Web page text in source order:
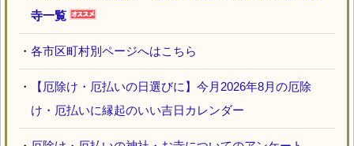
寺一覧
・ 各市区町村別ページへはこちら
・
【厄除け・厄払いの日選びに】今月2026年8月の厄除
け・厄払いに縁起のいい吉日カレンダー